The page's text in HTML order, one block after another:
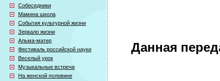
Собеседники
Мамина школа
События культурной жизни
Зеркало жизни
Альма-матер
Фестиваль российской науки
Веселый урок
Музыкальные встречи
На женской половине
Данная